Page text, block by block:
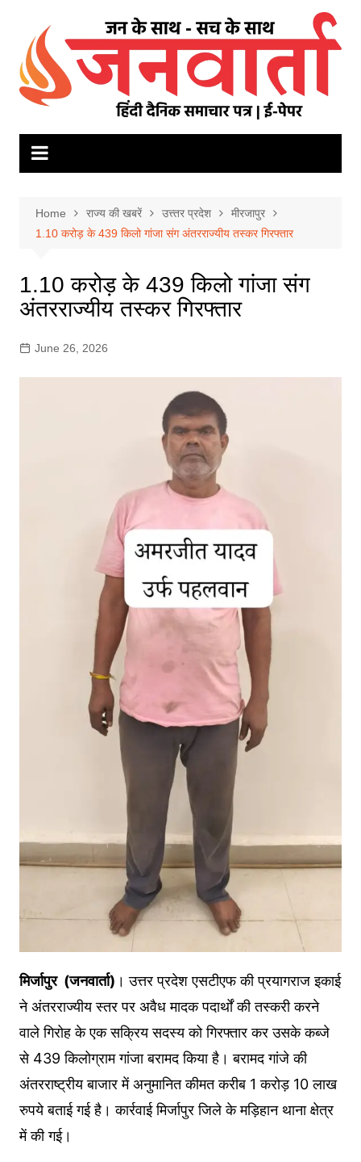
content
Home राज्य की खबरें उत्त्तर प्रदेश
मीरजापुर
1.10 करोड़ के 439 किलो गांजा संग अंतरराज्यीय तस्कर गिरफ्तार
1.10 करोड़ के 439 किलो गांजा संग
अंतरराज्यीय तस्कर गिरफ्तार
June 26, 2026
मिर्जापुर (जनवार्ता) । उत्तर प्रदेश एसटीएफ की प्रयागराज इकाई
ने अंतरराज्यीय स्तर पर अवैध मादक पदार्थों की तस्करी करने
वाले गिरोह के एक सक्रिय सदस्य को गिरफ्तार कर उसके कब्जे
से 439 किलोग्राम गांजा बरामद किया है। बरामद गांजे की
अंतरराष्ट्रीय बाजार में अनुमानित कीमत करीब 1 करोड़ 10 लाख
रुपये बताई गई है। कार्रवाई मिर्जापुर जिले के मड़िहान थाना क्षेत्र
में की गई।